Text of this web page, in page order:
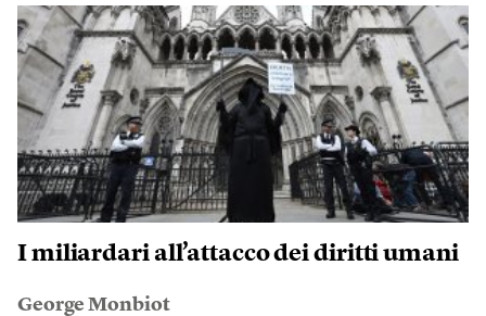
I miliardari all’attacco dei diritti umani
George Monbiot